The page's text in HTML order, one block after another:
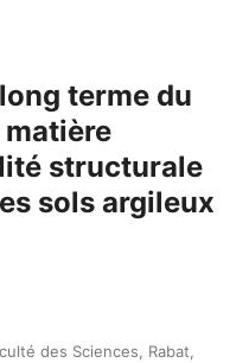
terme du
structurale
sols argileux
des Sciences, Rabat,